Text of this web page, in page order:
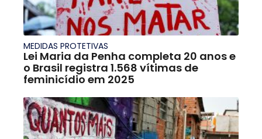
MEDIDAS PROTETIVAS
Lei Maria da Penha completa 20 anos e
o Brasil registra 1.568 vítimas de
feminicídio em 2025